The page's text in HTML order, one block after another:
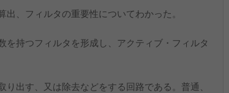
、フィルタの重要性についてわかった。
持つフィルタを形成し、アクティブ・フィルタ
出す、又は除去などをする回路である。普通、